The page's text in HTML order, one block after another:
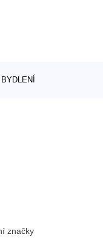
značky